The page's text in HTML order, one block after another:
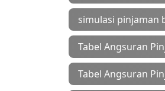
simulasi pinjaman
Tabel Angsuran
Tabel Angsuran